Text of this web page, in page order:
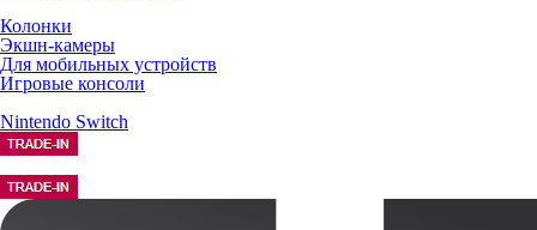
Колонки
Экшн-камеры
Для мобильных устройств
Игровые консоли
Nintendo Switch